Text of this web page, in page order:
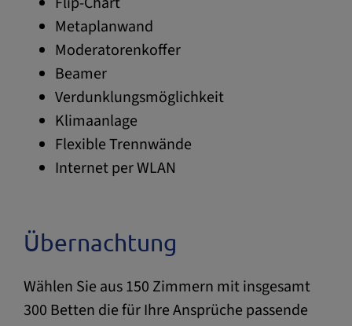
Metaplanwand
Moderatorenkoffer
Beamer
Verdunklungsmöglichkeit
Klimaanlage
Flexible Trennwände
Internet per WLAN
Übernachtung
Wählen Sie aus 150 Zimmern mit insgesamt
300 Betten die für Ihre Ansprüche passende